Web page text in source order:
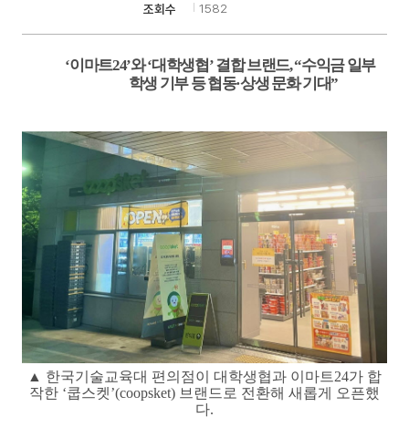
조회수
1582
‘이마트24’와‘대학생협 ’결합 브랜드, “수익금 일부
학생 기부 등 협동·상생 문화 기대”
▲ 한국기술교육대 편의점이 대학생협과 이마트 24가 합
작한 ‘쿱스켓’(coopsket) 브랜드로 전환해 새롭게 오픈했
다.